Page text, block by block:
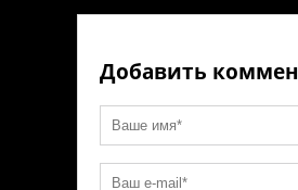
ni
ki
Добавить